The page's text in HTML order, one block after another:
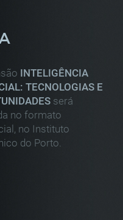
INTELIGÊNCIA
TECNOLOGIAS E
será
no formato
no Instituto
do Porto.